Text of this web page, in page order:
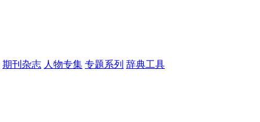
期刊杂志 人物专集 专题系列 辞典工具